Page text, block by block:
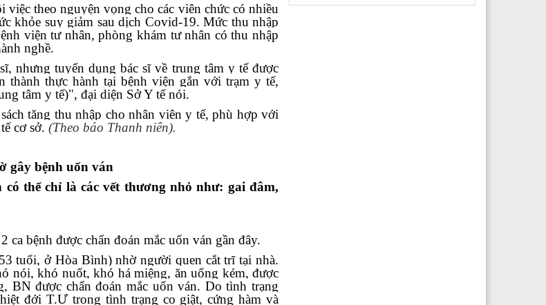
theo nguyện vọng cho các viên chức có nhiều
khỏe suy giảm sau dịch Covid-19. Mức thu nhập
viện tư nhân, phòng khám tư nhân có thu nhập
nghề.
nhưng tuyển dụng bác sĩ về trung tâm y tế được
thành thực hành tại bệnh viện gắn với trạm y tế,
tâm y tế)", đại diện Sở Y tế nói.
tăng thu nhập cho nhân viên y tế, phù hợp với
cơ sở. (Theo báo Thanh niên).
gây bệnh uốn ván
thể chỉ là các vết thương nhỏ như: gai đâm,
bệnh được chẩn đoán mắc uốn ván gần đây.
tuổi, ở Hòa Bình) nhờ người quen cắt trĩ tại nhà.
nói, khó nuốt, khó há miệng, ăn uống kém, được
BN được chẩn đoán mắc uốn ván. Do tình trạng
đới T.Ư trong tình trạng co giật, cứng hàm và